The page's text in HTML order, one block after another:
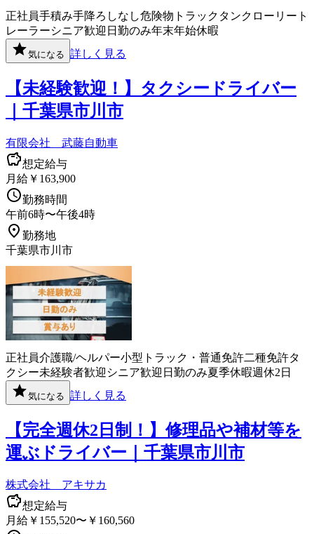
正社員手積み手降ろしなし危険物 トラック タンクローリー ト
レーラーシニア歓迎 日勤のみ年末年始休暇
気になる 詳しく見る
【未経験歓迎！】タクシードライバー
｜千葉県市川市
有限会社 武藤自動車
想定給与
月給￥163,900
勤務時間
午前6時〜午後4時
勤務地
千葉県市川市
正社員介護職/ヘルパー小型トラック・普通免許二種免許タ
クシー未経験者歓迎 シニア歓迎 日勤のみ夏季休暇週休2日
気になる 詳しく見る
【完全週休2日制！】修理品や補材等を
運ぶドライバー｜千葉県市川市
株式会社 アキサカ
想定給与
月給￥155,520〜￥160,560